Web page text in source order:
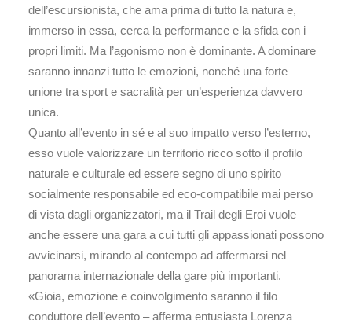
dell’escursionista, che ama prima di tutto la natura e,
immerso in essa, cerca la performance e la sfida con i
propri limiti. Ma l’agonismo non è dominante. A dominare
saranno innanzi tutto le emozioni, nonché una forte
unione tra sport e sacralità per un’esperienza davvero
unica.
Quanto all’evento in sé e al suo impatto verso l’esterno,
esso vuole valorizzare un territorio ricco sotto il profilo
naturale e culturale ed essere segno di uno spirito
socialmente responsabile ed eco-compatibile mai perso
di vista dagli organizzatori, ma il Trail degli Eroi vuole
anche essere una gara a cui tutti gli appassionati possono
avvicinarsi, mirando al contempo ad affermarsi nel
panorama internazionale della gare più importanti.
«Gioia, emozione e coinvolgimento saranno il filo
conduttore dell’evento – afferma entusiasta Lorenza